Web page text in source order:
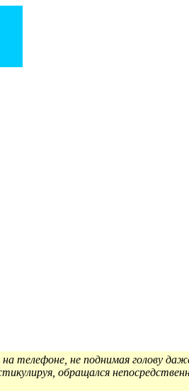
телефоне, не поднимая голову
обращался